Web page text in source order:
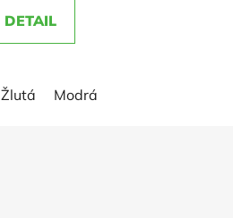
z
DETAIL
Žlutá Modrá